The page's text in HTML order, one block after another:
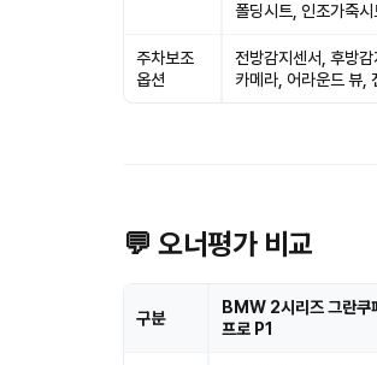
폴딩시트, 인조가죽시
주차보조
옵션
전방감지센서, 후방
카메라, 어라운드 뷰,
💬 오너평가 비교
구분
BMW 2시리즈 그란
프로 P1